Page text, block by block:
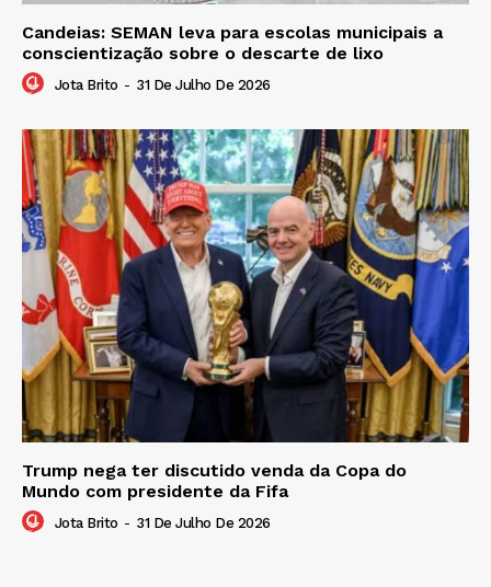
Candeias: SEMAN leva para escolas municipais a
conscientização sobre o descarte de lixo
Jota Brito - 31 De Julho De 2026
Trump nega ter discutido venda da Copa do
Mundo com presidente da Fifa
Jota Brito - 31 De Julho De 2026